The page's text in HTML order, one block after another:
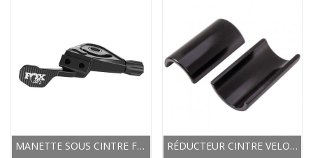
MANETTE SOUS CINTRE FOX/R/SHOX ALU TRANSFER 1X... RÉDUCTEUR CINTRE VELO ALU NOIR VTT OU ROUTE